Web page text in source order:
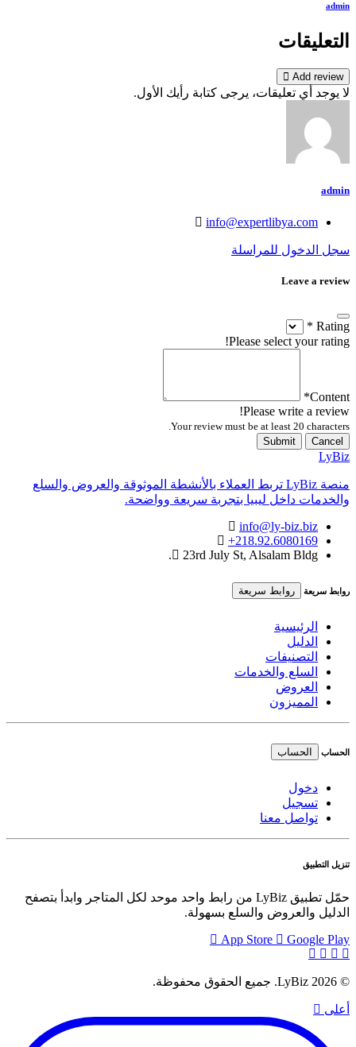
admin
التعليقات
Add review
لا يوجد أي تعليقات، يرجى كتابة رأيك الأول.
admin
info@expertlibya.com
سجل الدخول للمراسلة
Leave a review
Rating
*
Please select your rating!
Content
*
Please write a review!
Your review must be at least 20 characters.
Cancel
Submit
LyBiz
منصة LyBiz تربط العملاء بالأنشطة الموثوقة والعروض والسلع
والخدمات داخل ليبيا بتجربة سريعة وواضحة.
info@ly-biz.biz
+218.92.6080169
23rd July St, Alsalam Bldg.
روابط سريعة روابط سريعة
الرئيسية
الدليل
التصنيفات
السلع والخدمات
العروض
المميزون
الحساب الحساب
دخول
تسجيل
تواصل معنا
تنزيل التطبيق
حمّل تطبيق LyBiz من رابط واحد موحد لكل المتاجر وابدأ بتصفح
الدليل والعروض والسلع بسهولة.
App Store
Google Play
© 2026 LyBiz. جميع الحقوق محفوظة.
أعلى